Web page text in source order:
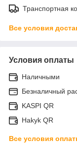
Транспортная
Все условия
Условия оплаты
Наличными
Безналичный
KASPI QR
Hakyk QR
Все условия